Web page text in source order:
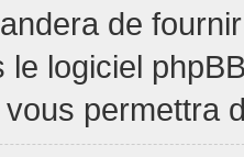
de
le logiciel
permettra